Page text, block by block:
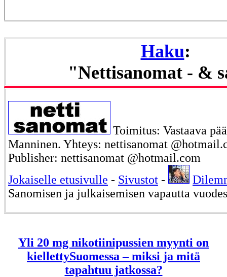
Haku:
"Nettisanomat - &
Toimitus: Vastaava
Manninen. Yhteys: nettisanomat
Publisher: nettisanomat @hotmail.com
Jokaiselle etusivulle - Sivustot -
Sanomisen ja julkaisemisen vapautta
Yli 20 mg nikotiinipussien myynti on
kiellettySuomessa – miksi ja mitä
tapahtuu jatkossa?